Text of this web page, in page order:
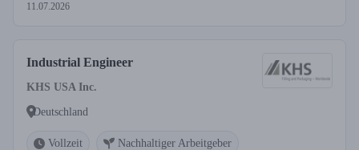
11.07.2026
Industrial Engineer
KHS USA Inc.
Deutschland
Vollzeit Nachhaltiger Arbeitgeber